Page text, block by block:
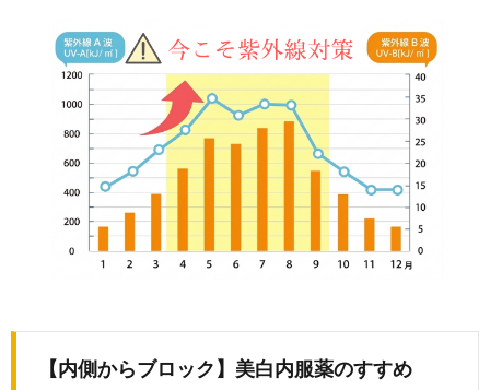
【内側からブロック】美白内服薬のすすめ